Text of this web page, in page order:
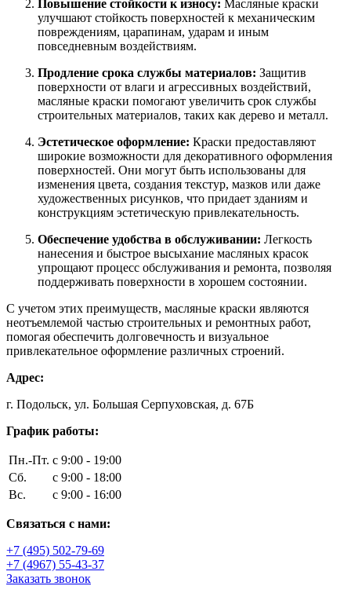
Повышение стойкости к износу: Масляные краски
улучшают стойкость поверхностей к механическим
повреждениям, царапинам, ударам и иным
повседневным воздействиям.
Продление срока службы материалов: Защитив
поверхности от влаги и агрессивных воздействий,
масляные краски помогают увеличить срок службы
строительных материалов, таких как дерево и металл.
Эстетическое оформление: Краски предоставляют
широкие возможности для декоративного оформления
поверхностей. Они могут быть использованы для
изменения цвета, создания текстур, мазков или даже
художественных рисунков, что придает зданиям и
конструкциям эстетическую привлекательность.
Обеспечение удобства в обслуживании: Легкость
нанесения и быстрое высыхание масляных красок
упрощают процесс обслуживания и ремонта, позволяя
поддерживать поверхности в хорошем состоянии.
С учетом этих преимуществ, масляные краски являются
неотъемлемой частью строительных и ремонтных работ,
помогая обеспечить долговечность и визуальное
привлекательное оформление различных строений.
Адрес:
г. Подольск, ул. Большая Серпуховская, д. 67Б
График работы:
Пн.-Пт. с 9:00 - 19:00
Сб.
с 9:00 - 18:00
Вс.
с 9:00 - 16:00
Связаться с нами:
+7 (495) 502-79-69
+7 (4967) 55-43-37
Заказать звонок